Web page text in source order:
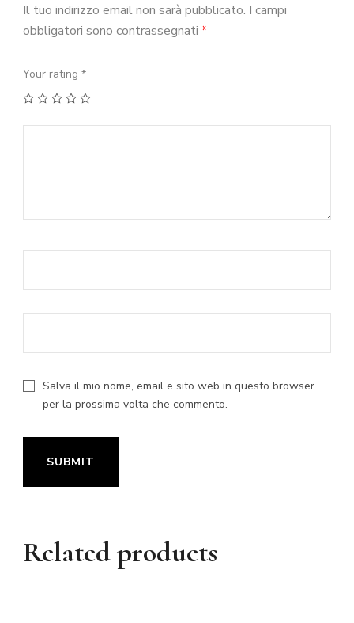
Il tuo indirizzo email non sarà pubblicato. I campi
obbligatori sono contrassegnati *
Your rating *
1 2 3 4
Salva il mio nome, email e sito web in questo browser
per la prossima volta che commento.
Related products